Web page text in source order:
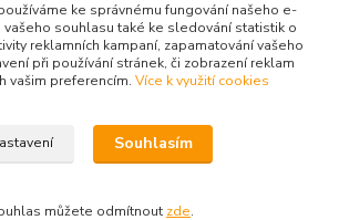
práva vyhrazena Spojovat.cz
ke správnému fungování našeho e-
vašeho souhlasu také ke sledování statistik o
reklamních kampaní, zapamatování vašeho
při používání stránek, či zobrazení reklam
vašim preferencím. Více k využití cookies
Souhlasím
můžete odmítnout zde.